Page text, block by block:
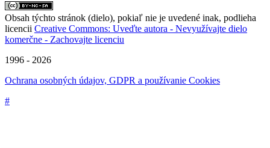
Obsah týchto stránok (dielo), pokiaľ nie je uvedené inak, podlieha
licencii Creative Commons: Uveďte autora - Nevyužívajte dielo
komerčne - Zachovajte licenciu
1996 - 2026
Ochrana osobných údajov, GDPR a používanie Cookies
#